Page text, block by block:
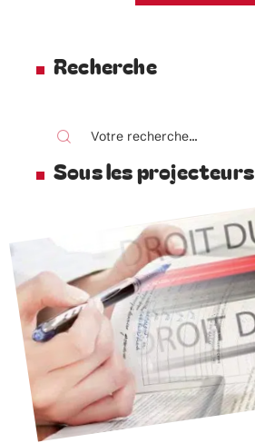
Recherche
Sous les projecteurs